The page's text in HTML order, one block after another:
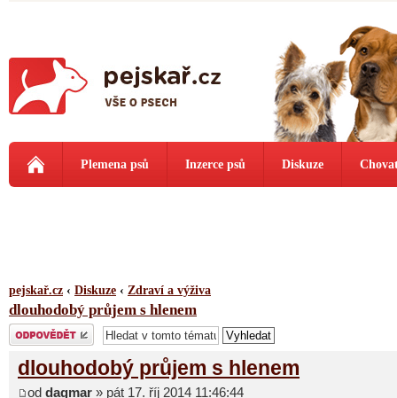
Plemena psů Inzerce psů Diskuze
pejskař.cz ‹ Diskuze ‹ Zdraví a výživa
dlouhodobý průjem s hlenem
Odeslat odpověď
dlouhodobý průjem s hlenem
od dagmar » pát 17. říj 2014 11:46:44